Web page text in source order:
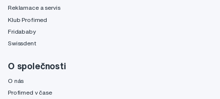
Reklamace a servis
Klub Profimed
Fridababy
Swissdent
O společnosti
O nás
Profimed v čase